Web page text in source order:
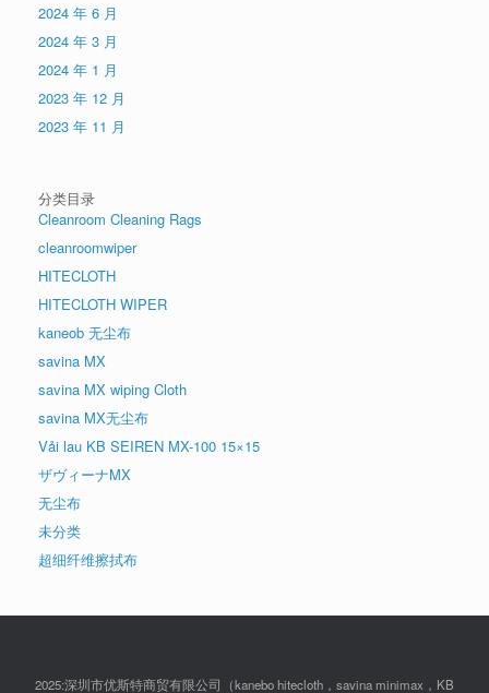
2024 年 6 月
2024 年 3 月
2024 年 1 月
2023 年 12 月
2023 年 11 月
分类目录
Cleanroom Cleaning Rags
cleanroomwiper
HITECLOTH
HITECLOTH WIPER
kaneob 无尘布
savina MX
savina MX wiping Cloth
savina MX无尘布
Vải lau KB SEIREN MX-100 15×15
ザヴィーナMX
无尘布
未分类
超细纤维擦拭布
2025:深圳市优斯特商贸有限公司（kanebo hitecloth，savina minimax，KB